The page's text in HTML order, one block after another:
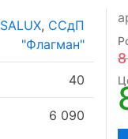
SALUX, ССдП
"Флагман"
40
6 090